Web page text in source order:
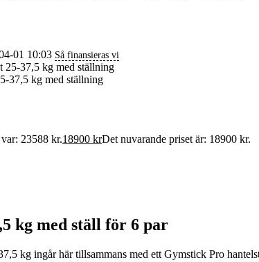
01 10:03 Så finansieras vi
37,5 kg med ställning
23588 kr.18900 krDet nuvarande priset är: 18900 kr.
kg med ställ för 6 par
kg ingår här tillsammans med ett Gymstick Pro